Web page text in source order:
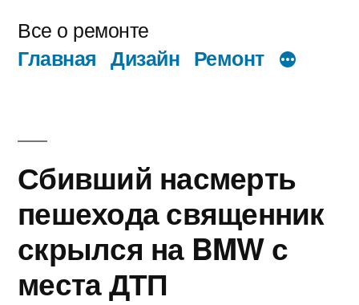
содержимому
Все о ремонте
Главная Дизайн Ремонт
Сбивший насмерть
пешехода священник
скрылся на BMW с
места ДТП